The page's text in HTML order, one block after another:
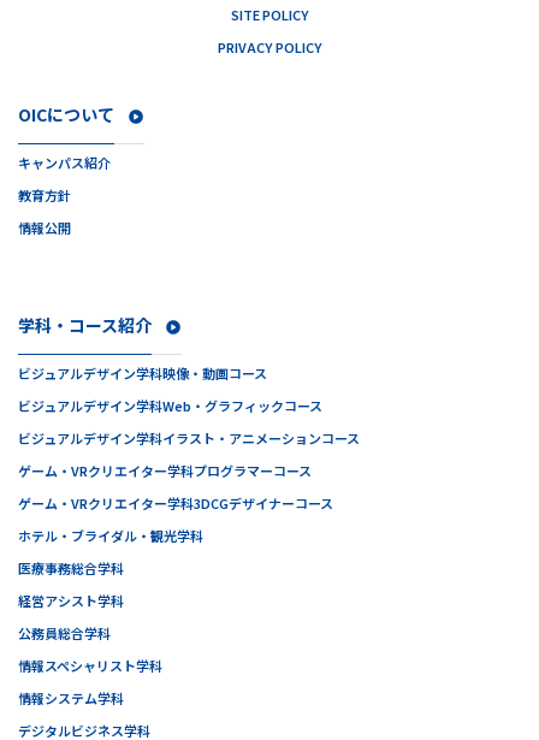
SITE POLICY
PRIVACY POLICY
OICについて
キャンパス紹介
教育方針
情報公開
学科・コース紹介
ビジュアルデザイン学科映像・動画コース
ビジュアルデザイン学科Web・グラフィックコース
ビジュアルデザイン学科イラスト・アニメーションコース
ゲーム・VRクリエイター学科プログラマーコース
ゲーム・VRクリエイター学科3DCGデザイナーコース
ホテル・ブライダル・観光学科
医療事務総合学科
経営アシスト学科
公務員総合学科
情報スペシャリスト学科
情報システム学科
デジタルビジネス学科